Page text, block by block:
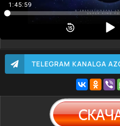
1:45:59
TELEGRAM KANALGA